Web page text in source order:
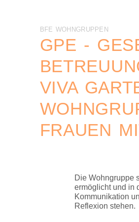
BFE WOHNGRUPPEN
GPE -
VIVA
FRAUEN
Die Wohngruppe
ermöglicht und in
Kommunikation
Reflexion stehen.